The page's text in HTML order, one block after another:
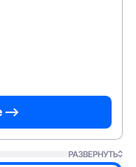
—>
РАЗВЕРНУТЬ